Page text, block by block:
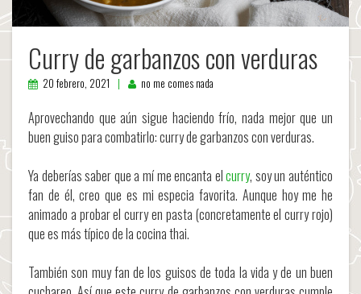
Curry de garbanzos con verduras
20 febrero, 2021 no me comes nada
Aprovechando que aún sigue haciendo frío, nada mejor que un
buen guiso para combatirlo: curry de garbanzos con verduras.
Ya deberías saber que a mí me encanta elcurry, soy un auténtico
fan de él, creo que es mi especia favorita. Aunque hoy me he
animado a probar el curry en pasta (concretamente el curry rojo)
que es más típico de la cocina thai.
También son muy fan de los guisos de toda la vida y de un buen